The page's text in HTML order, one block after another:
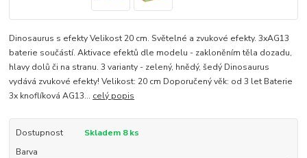
Dinosaurus s efekty Velikost 20 cm. Světelné a zvukové efekty. 3xAG13
baterie součástí. Aktivace efektů dle modelu - zakloněním těla dozadu,
hlavy dolů či na stranu. 3 varianty - zelený, hnědý, šedý Dinosaurus
vydává zvukové efekty! Velikost: 20 cm Doporučený věk: od 3 let Baterie
3x knoflíková AG13... celý popis
Dostupnost
Skladem 8 ks
Barva